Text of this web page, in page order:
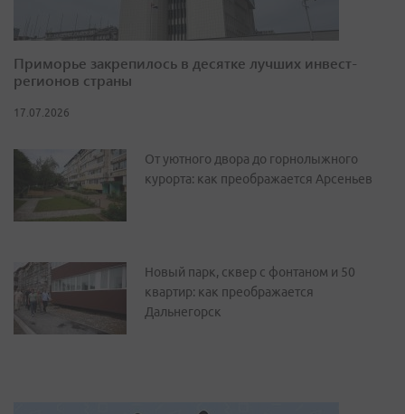
Приморье закрепилось в десятке лучших инвест-
регионов страны
17.07.2026
От уютного двора до горнолыжного
курорта: как преображается Арсеньев
Новый парк, сквер с фонтаном и 50
квартир: как преображается
Дальнегорск